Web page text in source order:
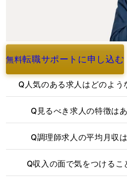
無料転職サポートに申し込む
よくあるご質問
Q 人気のある求人はどのよ
Q 見るべき求人の特徴は
Q調理師求人の平均月収
Q収入の面で気をつけるこ